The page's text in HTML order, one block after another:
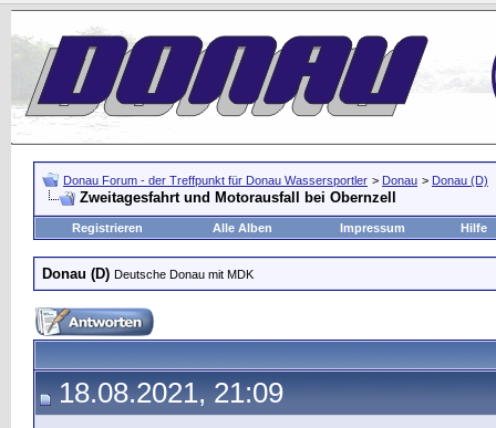
Donau Forum - der Treffpunkt für Donau Wassersportler > Donau > Donau (D)
Zweitagesfahrt und Motorausfall bei Obernzell
Registrieren Alle Alben Impressum Hilfe
Donau (D) Deutsche Donau mit MDK
18.08.2021, 21:09